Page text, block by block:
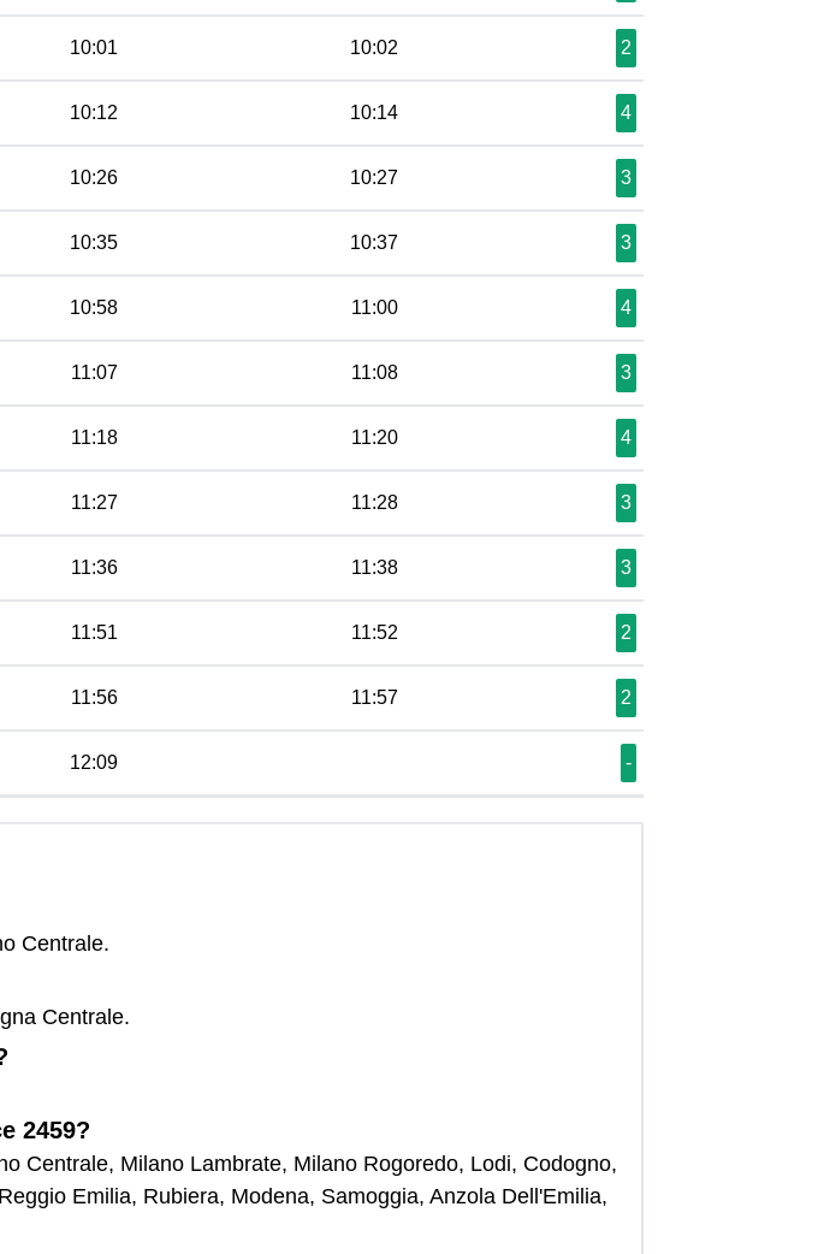
10:01 10:02 2
10:12 10:14 4
10:26 10:27 3
10:35 10:37 3
10:58 11:00 4
11:07 11:08 3
11:18 11:20 4
11:27 11:28 3
11:36 11:38 3
11:51 11:52 2
11:56 11:57 2
12:09 -
Centrale.
Centrale.
2459?
Centrale, Milano Lambrate, Milano Rogoredo, Lodi, Codogno,
Emilia, Rubiera, Modena, Samoggia, Anzola Dell'Emilia,